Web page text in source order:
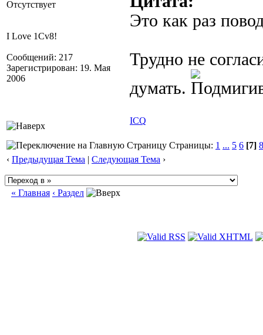
Отсутствует
I Love 1Cv8!
Сообщений: 217
Зарегистрирован: 19. Мая
2006
Это как раз
Трудно не
думать.
ICQ
Страницы: 1 ... 5 6 [7] 8
‹ Предыдущая Тема | Следующая Тема ›
« Главная ‹ Раздел